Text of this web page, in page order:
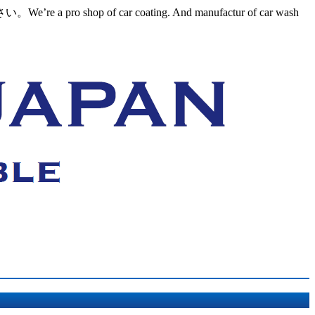
a pro shop of car coating. And manufactur of car wash